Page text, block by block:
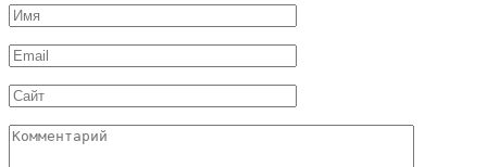
Имя
*
Email
*
Сайт
Комментарий